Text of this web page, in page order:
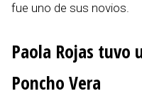
fue uno de sus novios.
Paola Rojas tuvo
Poncho Vera